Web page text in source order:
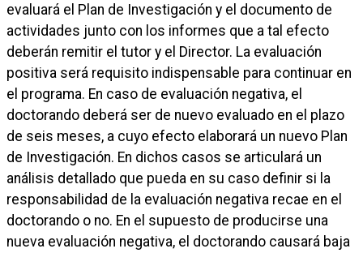
evaluará el Plan de Investigación y el documento de
actividades junto con los informes que a tal efecto
deberán remitir el tutor y el Director. La evaluación
positiva será requisito indispensable para continuar en
el programa. En caso de evaluación negativa, el
doctorando deberá ser de nuevo evaluado en el plazo
de seis meses, a cuyo efecto elaborará un nuevo Plan
de Investigación. En dichos casos se articulará un
análisis detallado que pueda en su caso definir si la
responsabilidad de la evaluación negativa recae en el
doctorando o no. En el supuesto de producirse una
nueva evaluación negativa, el doctorando causará baja